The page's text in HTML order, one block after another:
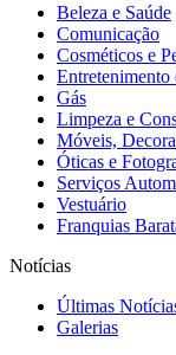
Beleza e Saúde
Comunicação
Cosméticos e
Entretenimento
Gás
Limpeza e
Móveis,
Óticas e
Serviços
Vestuário
Franquias
Notícias
Últimas
Galerias